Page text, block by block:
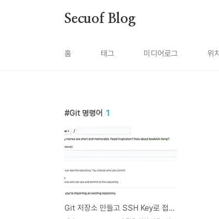
Secuof Blog
홈 태그 미디어로그 위
Git 명령어 1
Git 저장소 만들고 SSH Key로 접속하기 (1)